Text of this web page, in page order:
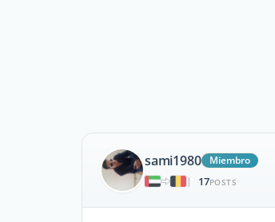
sami1980
Miembro
|
17POSTS